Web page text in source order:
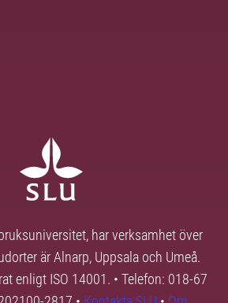
har verksamhet över
är Alnarp, Uppsala och Umeå.
enligt ISO 14001. • Telefon: 018-67